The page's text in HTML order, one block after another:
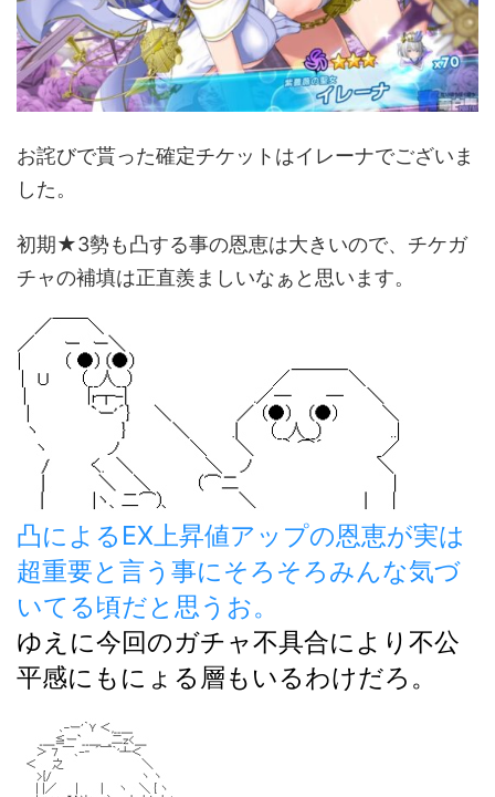
お詫びで貰った確定チケットはイレーナでございま
した。
初期★3勢も凸する事の恩恵は大きいので、チケガ
チャの補填は正直羨ましいなぁと思います。
凸によるEX上昇値アップの恩恵が実は
超重要と言う事にそろそろみんな気づ
いてる頃だと思うお。
ゆえに今回のガチャ不具合により不公
平感にもにょる層もいるわけだろ。